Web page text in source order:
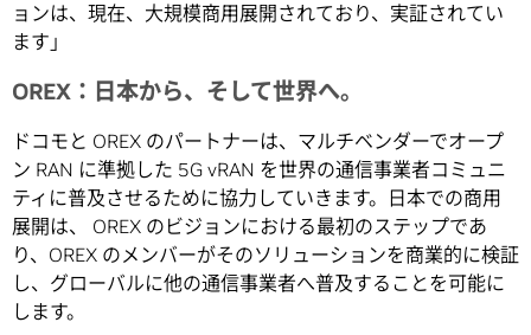
ョンは、現在、大規模商用展開されており、実証されてい
ます」
OREX：日本から、そして世界へ。
ドコモと OREX のパートナーは、マルチベンダーでオープ
ン RAN に準拠した 5G vRAN を世界の通信事業者コミュニ
ティに普及させるために協力していきます。日本での商用
展開は、 OREX のビジョンにおける最初のステップであ
り、OREX のメンバーがそのソリューションを商業的に検証
し、グローバルに他の通信事業者へ普及することを可能に
します。